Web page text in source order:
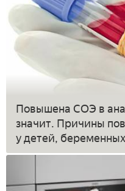
Повышена СОЭ в
значит. Причины
у детей,